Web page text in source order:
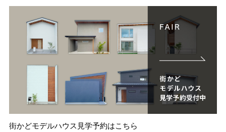
街かどモデルハウス見学予約はこちら